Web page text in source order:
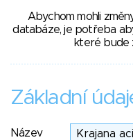
Abychom mohli
databáze, je potřeba
které bude
Základní
Název